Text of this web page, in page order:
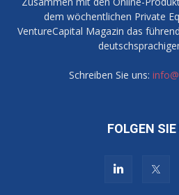
dem wöchentlichen Private
VentureCapital Magazin das
Schreiben Sie uns:
FOLGEN